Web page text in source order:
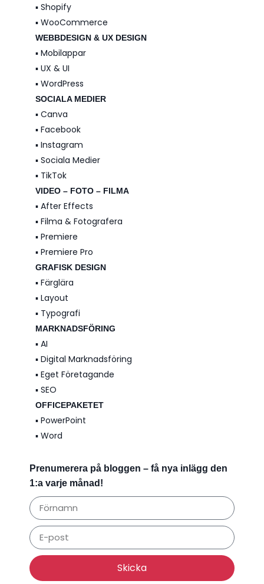
▪️ Shopify
▪️ WooCommerce
WEBBDESIGN & UX DESIGN
▪️ Mobilappar
▪️ UX & UI
▪️ WordPress
SOCIALA MEDIER
▪️ Canva
▪️ Facebook
▪️ Instagram
▪️ Sociala Medier
▪️ TikTok
VIDEO – FOTO – FILMA
▪️ After Effects
▪️ Filma & Fotografera
▪️ Premiere
▪️ Premiere Pro
GRAFISK DESIGN
▪️ Färglära
▪️ Layout
▪️ Typografi
MARKNADSFÖRING
▪️ AI
▪️ Digital Marknadsföring
▪️ Eget Företagande
▪️ SEO
OFFICEPAKETET
▪️ PowerPoint
▪️ Word
Prenumerera på bloggen – få nya inlägg den
1:a varje månad!
Skicka